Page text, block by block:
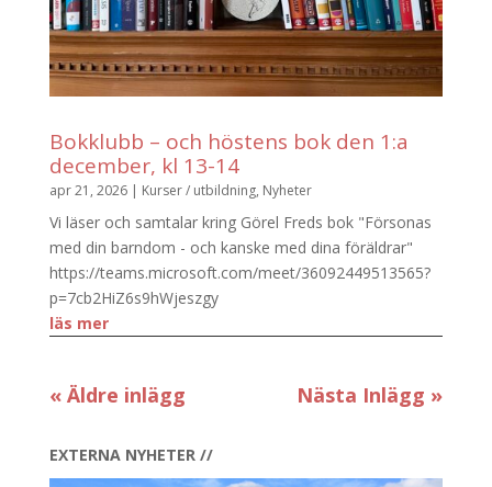
Bokklubb – och höstens bok den 1:a
december, kl 13-14
apr 21, 2026| Kurser / utbildning, Nyheter
Vi läser och samtalar kring Görel Freds bok "Försonas
med din barndom - och kanske med dina föräldrar"
https://teams.microsoft.com/meet/36092449513565?
p=7cb2HiZ6s9hWjeszgy
läs mer
« Äldre inlägg Nästa Inlägg »
EXTERNA NYHETER //